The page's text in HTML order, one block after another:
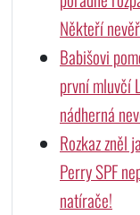
Někteří
Babišovi
první mluvčí
nádherná
Rozkaz zněl
Perry SPF
natírače!